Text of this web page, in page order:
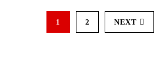
1 2 NEXT